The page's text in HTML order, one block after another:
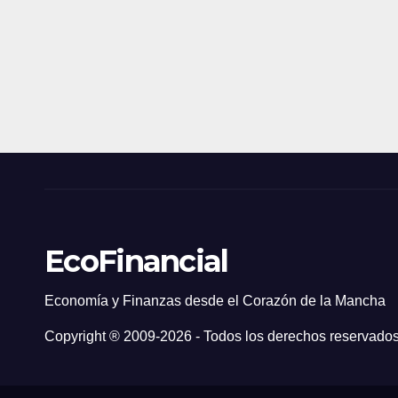
EcoFinancial
Economía y Finanzas desde el Corazón de la Mancha
Copyright ® 2009-2026 - Todos los derechos